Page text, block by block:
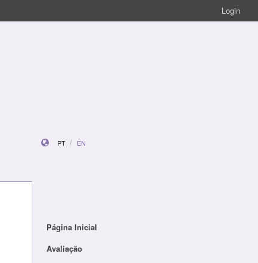
Login
PT EN
Página Inicial
Avaliação